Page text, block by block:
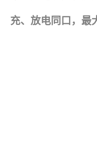
充、放电同口，最